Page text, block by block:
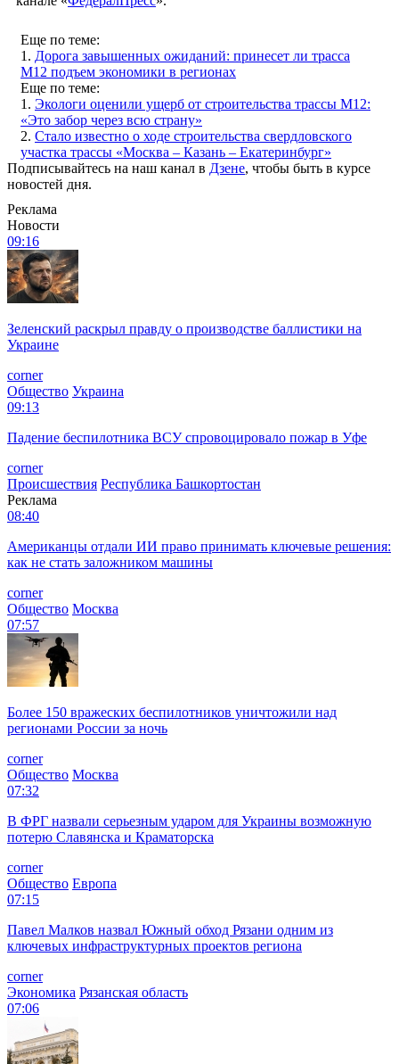
Еще по теме:
1. Дорога завышенных ожиданий: принесет ли трасса
М12 подъем экономики в регионах
Еще по теме:
1. Экологи оценили ущерб от строительства трассы М12:
«Это забор через всю страну»
2. Стало известно о ходе строительства свердловского
участка трассы «Москва – Казань – Екатеринбург»
Подписывайтесь на наш канал в Дзене, чтобы быть в курсе
новостей дня.
Реклама
Новости
09:16
Зеленский раскрыл правду о производстве баллистики на
Украине
corner
Общество Украина
09:13
Падение беспилотника ВСУ спровоцировало пожар в Уфе
corner
Происшествия Республика Башкортостан
Реклама
08:40
Американцы отдали ИИ право принимать ключевые решения:
как не стать заложником машины
corner
Общество Москва
07:57
Более 150 вражеских беспилотников уничтожили над
регионами России за ночь
corner
Общество Москва
07:32
В ФРГ назвали серьезным ударом для Украины возможную
потерю Славянска и Краматорска
corner
Общество Европа
07:15
Павел Малков назвал Южный обход Рязани одним из
ключевых инфраструктурных проектов региона
corner
Экономика Рязанская область
07:06